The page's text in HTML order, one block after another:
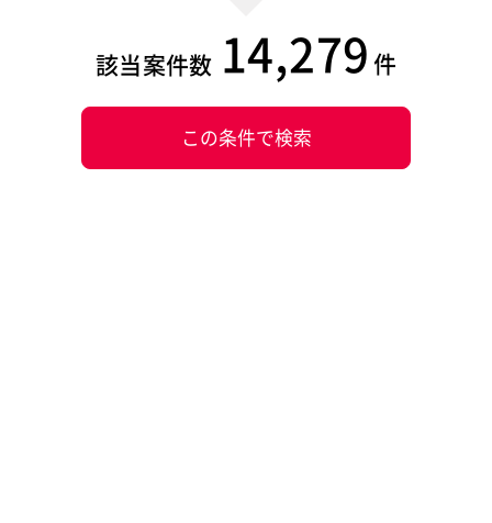
該当案件数 14,279 件
この条件で検索